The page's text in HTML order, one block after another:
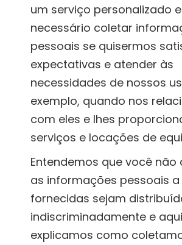
um serviço personalizado e
necessário coletar
pessoais se quisermos
expectativas e atender às
necessidades de nossos
exemplo, quando nos
com eles e lhes
serviços e locações de
Entendemos que você não
as informações pessoais a
fornecidas sejam
indiscriminadamente e aqui
explicamos como